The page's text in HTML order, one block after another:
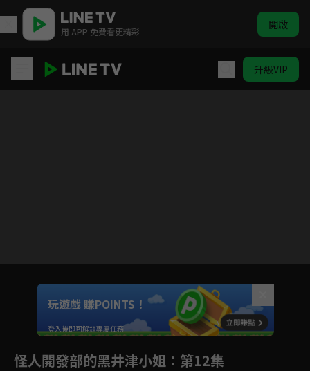
用 APP 免費看更精彩 開啟
升級VIP
Unmute
如有不便請見諒
玩遊戲 賺POINTS！
登入後即可解鎖專屬任務
怪人開發部的黑井津小姐 ：第12集